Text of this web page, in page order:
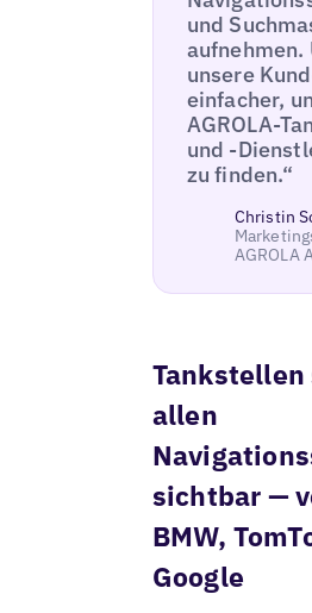
und
aufnehmen.
unsere
einfacher,
AGROLA-
und -
zu finden.“
Christin
AGROLA
allen
sichtbar —
BMW,
Google